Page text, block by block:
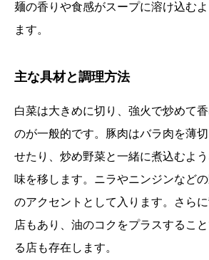
麺の香りや食感がスープに溶け込む
ます。
主な具材と調理方法
白菜は大きめに切り、強火で炒めて
のが一般的です。豚肉はバラ肉を薄
せたり、炒め野菜と一緒に煮込むよ
味を移します。ニラやニンジンなど
のアクセントとして入ります。さら
店もあり、油のコクをプラスするこ
る店も存在します。